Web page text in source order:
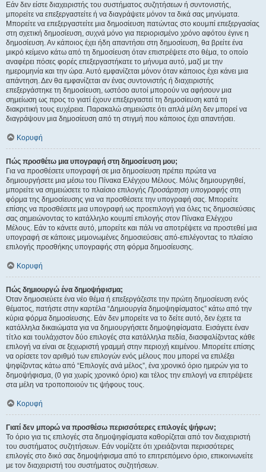
Εάν δεν είστε διαχειριστής του συστήματος συζητήσεων ή συντονιστής,
μπορείτε να επεξεργαστείτε ή να διαγράψετε μόνον τα δικά σας μηνύματα.
Μπορείτε να επεξεργαστείτε μια δημοσίευση πατώντας στο κουμπί επεξεργασίας
στη σχετική δημοσίευση, συχνά μόνο για περιορισμένο χρόνο αφότου έγινε η
δημοσίευση. Αν κάποιος έχει ήδη απαντήσει στη δημοσίευση, θα βρείτε ένα
μικρό κείμενο κάτω από τη δημοσίευση όταν επιστρέψετε στο θέμα, το οποίο
αναφέρει πόσες φορές επεξεργαστήκατε το μήνυμα αυτό, μαζί με την
ημερομηνία και την ώρα. Αυτό εμφανίζεται μόνον όταν κάποιος έχει κάνει μια
απάντηση. Δεν θα εμφανίζεται αν ένας συντονιστής ή διαχειριστής
επεξεργάστηκε τη δημοσίευση, ωστόσο αυτοί μπορούν να αφήσουν μια
σημείωση ως προς το γιατί έχουν επεξεργαστεί τη δημοσίευση κατά τη
διακριτική τους ευχέρεια. Παρακαλώ σημειώστε ότι απλά μέλη δεν μπορεί να
διαγράψουν μια δημοσίευση από τη στιγμή που κάποιος έχει απαντήσει.
Κορυφή
Πώς προσθέτω μια υπογραφή στη δημοσίευση μου;
Για να προσθέσετε υπογραφή σε μια δημοσίευση πρέπει πρώτα να
δημιουργήσετε μια μέσω του Πίνακα Ελέγχου Μέλους. Μόλις δημιουργηθεί,
μπορείτε να σημειώσετε το πλαίσιο επιλογής Προσάρτηση υπογραφής στη
φόρμα της δημοσίευσης για να προσθέσετε την υπογραφή σας. Μπορείτε
επίσης να προσθέσετε μια υπογραφή ως προεπιλογή για όλες τις δημοσιεύσεις
σας σημειώνοντας το κατάλληλο κουμπί επιλογής στον Πίνακα Ελέγχου
Μέλους. Εάν το κάνετε αυτό, μπορείτε και πάλι να αποτρέψετε να προστεθεί μια
υπογραφή σε κάποιες μεμονωμένες δημοσιεύσεις από-επιλέγοντας το πλαίσιο
επιλογής προσθήκης υπογραφής στη φόρμα δημοσίευσης.
Κορυφή
Πώς δημιουργώ ένα δημοψήφισμα;
Όταν δημοσιεύετε ένα νέο θέμα ή επεξεργάζεστε την πρώτη δημοσίευση ενός
θέματος, πατήστε στην καρτέλα “Δημιουργία δημοψηφίσματος” κάτω από την
κύρια φόρμα δημοσίευσης. Εάν δεν μπορείτε να το δείτε αυτό, δεν έχετε τα
κατάλληλα δικαιώματα για να δημιουργήσετε δημοψηφίσματα. Εισάγετε έναν
τίτλο και τουλάχιστον δύο επιλογές στα κατάλληλα πεδία, διασφαλίζοντας κάθε
επιλογή να είναι σε ξεχωριστή γραμμή στην περιοχή κειμένου. Μπορείτε επίσης
να ορίσετε τον αριθμό των επιλογών ενός μέλους που μπορεί να επιλέξει
ψηφίζοντας κάτω από “Επιλογές ανά μέλος”, ένα χρονικό όριο ημερών για το
δημοψήφισμα, (0 για χωρίς χρονικό όριο) και τέλος την επιλογή να επιτρέψετε
στα μέλη να τροποποιούν τις ψήφους τους.
Κορυφή
Γιατί δεν μπορώ να προσθέσω περισσότερες επιλογές ψήφων;
Το όριο για τις επιλογές στα δημοψηφίσματα καθορίζεται από τον διαχειριστή
του συστήματος συζητήσεων. Εάν νομίζετε ότι χρειάζονται περισσότερες
επιλογές στο δικό σας δημοψήφισμα από το επιτρεπόμενο όριο, επικοινωνείτε
με τον διαχειριστή του συστήματος συζητήσεων.